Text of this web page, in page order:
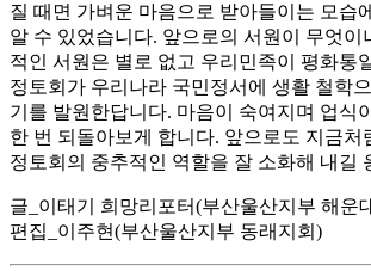
질 때면 가벼운 마음으로 받아들이는 모습
알 수 있었습니다. 앞으로의 서원이 무엇이
적인 서원은 별로 없고 우리민족이 평화통
정토회가 우리나라 국민정서에 생활 철학
기를 발원한답니다. 마음이 숙여지며 업식
한 번 되돌아보게 합니다. 앞으로도 지금처
정토회의 중추적인 역할을 잘 소화해 내길
글_이태기 희망리포터(부산울산지부 해운
편집_이주현(부산울산지부 동래지회)